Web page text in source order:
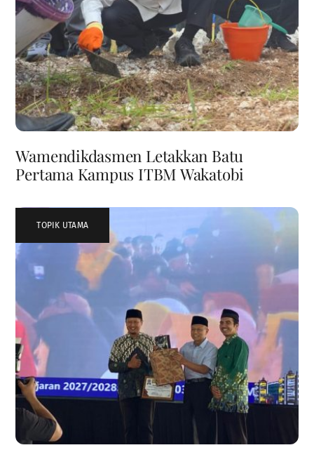
Wamendikdasmen Letakkan Batu
Pertama Kampus ITBM Wakatobi
TOPIK UTAMA